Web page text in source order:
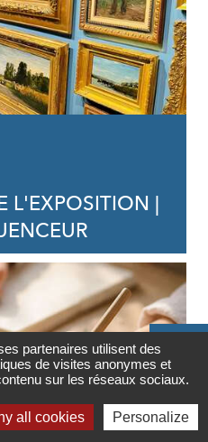
Contact

Newsletter
L'EXPOSITION |
partenaires utilisent des
de visites anonymes et
sur les réseaux sociaux.
all cookies Personalize